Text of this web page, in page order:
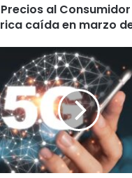
al
caída en marzo